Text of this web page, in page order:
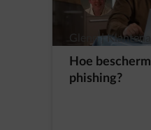
Glenn |
Hoe
phishing?